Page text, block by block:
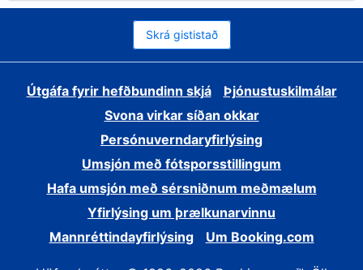
Skrá gististað
Útgáfa fyrir hefðbundinn skjá
Þjónustuskilmálar
Svona virkar síðan okkar
Persónuverndaryfirlýsing
Umsjón með fótsporsstillingum
Hafa umsjón með sérsniðnum meðmælum
Yfirlýsing um þrælkunarvinnu
Mannréttindayfirlýsing
Um Booking.com